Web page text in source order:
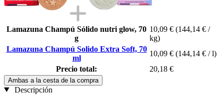
Lamazuna Champú Sólido nutri glow, 70
g
10,09 € (144,14 € /
kg)
Lamazuna Champú Solido Extra Soft, 70
ml
10,09 € (144,14 € / l)
Precio total:
20,18 €
Ambas a la cesta de la compra
Descripción